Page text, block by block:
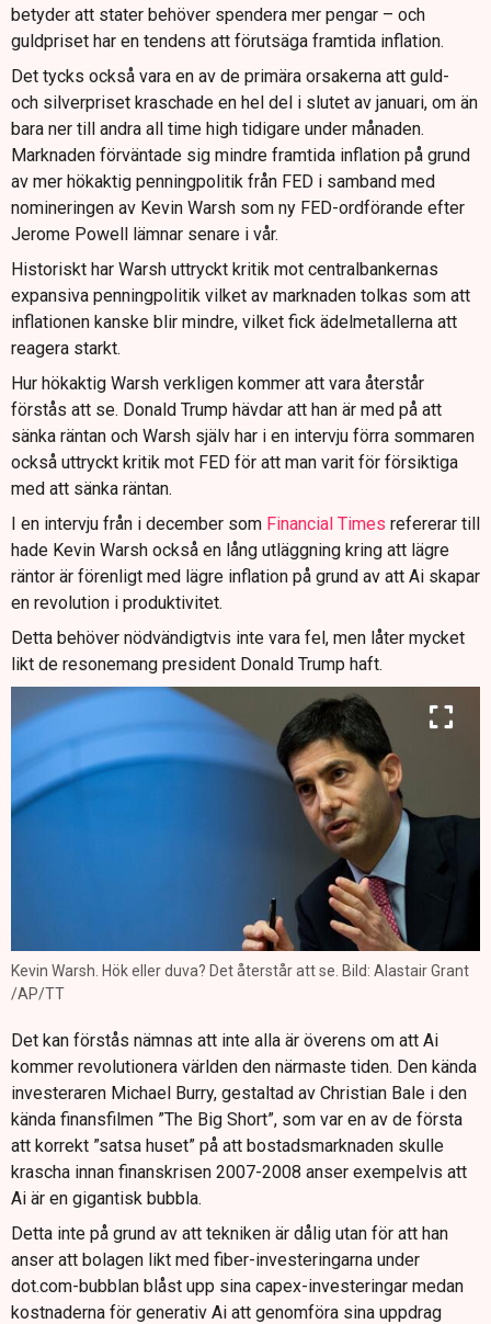
betyder att stater behöver spendera mer pengar – och
guldpriset har en tendens att förutsäga framtida inflation.
Det tycks också vara en av de primära orsakerna att guld-
och silverpriset kraschade en hel del i slutet av januari, om än
bara ner till andra all time high tidigare under månaden.
Marknaden förväntade sig mindre framtida inflation på grund
av mer hökaktig penningpolitik från FED i samband med
nomineringen av Kevin Warsh som ny FED-ordförande efter
Jerome Powell lämnar senare i vår.
Historiskt har Warsh uttryckt kritik mot centralbankernas
expansiva penningpolitik vilket av marknaden tolkas som att
inflationen kanske blir mindre, vilket fick ädelmetallerna att
reagera starkt.
Hur hökaktig Warsh verkligen kommer att vara återstår
förstås att se. Donald Trump hävdar att han är med på att
sänka räntan och Warsh själv har i en intervju förra sommaren
också uttryckt kritik mot FED för att man varit för försiktiga
med att sänka räntan.
I en intervju från i december som Financial Times refererar till
hade Kevin Warsh också en lång utläggning kring att lägre
räntor är förenligt med lägre inflation på grund av att Ai skapar
en revolution i produktivitet.
Detta behöver nödvändigtvis inte vara fel, men låter mycket
likt de resonemang president Donald Trump haft.
Kevin Warsh. Hök eller duva? Det återstår att se. Bild: Alastair Grant
/AP/TT
Det kan förstås nämnas att inte alla är överens om att Ai
kommer revolutionera världen den närmaste tiden. Den kända
investeraren Michael Burry, gestaltad av Christian Bale i den
kända finansfilmen ”The Big Short”, som var en av de första
att korrekt ”satsa huset” på att bostadsmarknaden skulle
krascha innan finanskrisen 2007-2008 anser exempelvis att
Ai är en gigantisk bubbla.
Detta inte på grund av att tekniken är dålig utan för att han
anser att bolagen likt med fiber-investeringarna under
dot.com-bubblan blåst upp sina capex-investeringar medan
kostnaderna för generativ Ai att genomföra sina uppdrag